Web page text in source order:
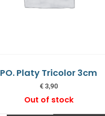
PO. Platy Tricolor 3cm
€3,90
Out of stock